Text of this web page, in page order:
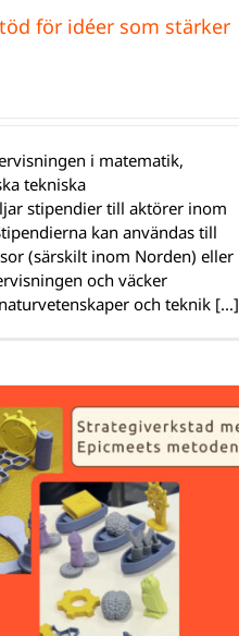
för idéer som stärker
i matematik,
tekniska
stipendier till aktörer inom
kan användas till
(särskilt inom Norden) eller
och väcker
och teknik [...]